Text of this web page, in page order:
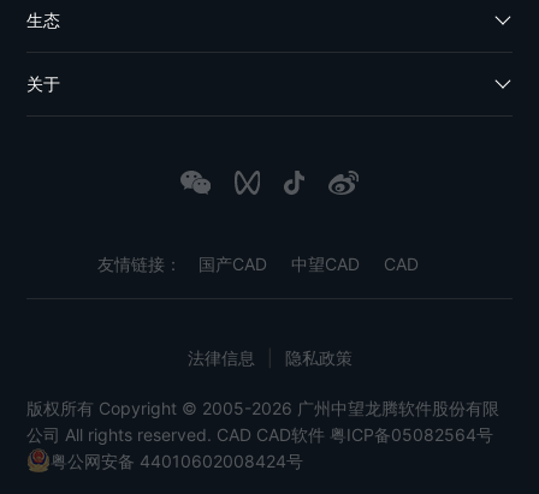
生态
关于
友情链接： 国产CAD 中望CAD CAD
版权所有 Copyright © 2005-2026 广州中望龙腾软件股份有限
公司 All rights reserved. CAD CAD软件 粤ICP备05082564号
粤公网安备 44010602008424号
法律信息 隐私政策